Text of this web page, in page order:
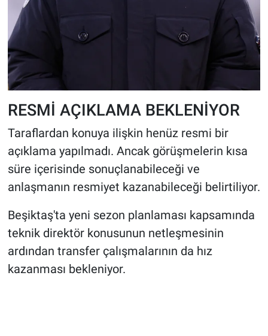
RESMİ AÇIKLAMA BEKLENİYOR
Taraflardan konuya ilişkin henüz resmi bir
açıklama yapılmadı. Ancak görüşmelerin kısa
süre içerisinde sonuçlanabileceği ve
anlaşmanın resmiyet kazanabileceği belirtiliyor.
Beşiktaş'ta yeni sezon planlaması kapsamında
teknik direktör konusunun netleşmesinin
ardından transfer çalışmalarının da hız
kazanması bekleniyor.